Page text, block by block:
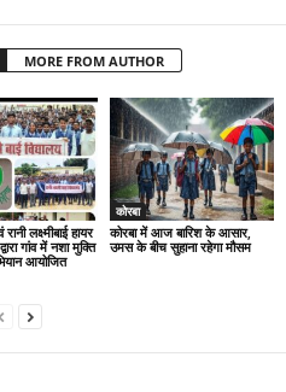
MORE FROM AUTHOR
लक्ष्मीबाई हायर
गांव में नशा मुक्ति
आयोजित
कोरबा
कोरबा में आज बारिश के आसार,
उमस के बीच सुहाना रहेगा मौसम